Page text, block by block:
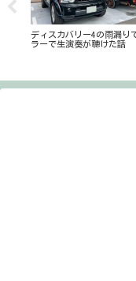
ディスカバリー4の雨漏り
ラーで生演奏が聴けた話